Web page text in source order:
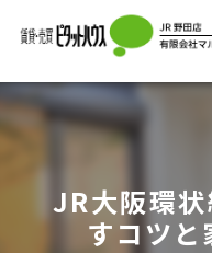
JR大阪環
すコツ